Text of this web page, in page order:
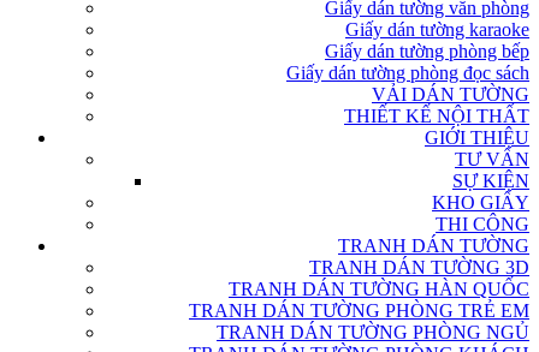
Giấy dán tường văn phòng
Giấy dán tường karaoke
Giấy dán tường phòng bếp
Giấy dán tường phòng đọc sách
VẢI DÁN TƯỜNG
THIẾT KẾ NỘI THẤT
GIỚI THIỆU
TƯ VẤN
SỰ KIỆN
KHO GIẤY
THI CÔNG
TRANH DÁN TƯỜNG
TRANH DÁN TƯỜNG 3D
TRANH DÁN TƯỜNG HÀN QUỐC
TRANH DÁN TƯỜNG PHÒNG TRẺ EM
TRANH DÁN TƯỜNG PHÒNG NGỦ